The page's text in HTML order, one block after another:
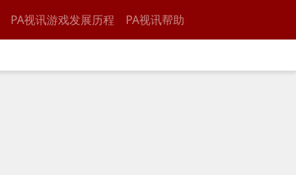
PA视讯游戏发展历程 PA视讯帮助